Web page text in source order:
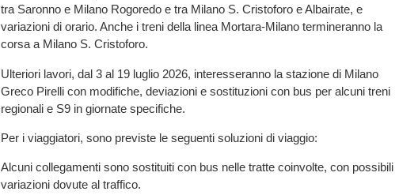
tra Saronno e Milano Rogoredo e tra Milano S. Cristoforo e Albairate, e
variazioni di orario. Anche i treni della linea Mortara-Milano termineranno la
corsa a Milano S. Cristoforo.
Ulteriori lavori, dal 3 al 19 luglio 2026, interesseranno la stazione di Milano
Greco Pirelli con modifiche, deviazioni e sostituzioni con bus per alcuni treni
regionali e S9 in giornate specifiche.
Per i viaggiatori, sono previste le seguenti soluzioni di viaggio:
Alcuni collegamenti sono sostituiti con bus nelle tratte coinvolte, con possibili
variazioni dovute al traffico.